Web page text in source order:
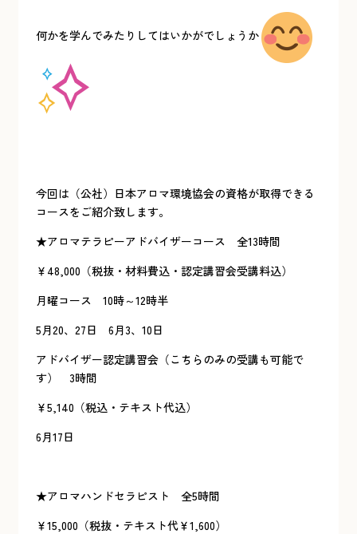
何かを学んでみたりしてはいかがでしょうか
今回は（公社）日本アロマ環境協会の資格が取得できる
コースをご紹介致します。
★アロマテラピーアドバイザーコース 全13時間
￥48,000（税抜・材料費込・認定講習会受講料込）
月曜コース 10時～12時半
5月20、27日 6月3、10日
アドバイザー認定講習会（こちらのみの受講も可能で
す） 3時間
￥5,140（税込・テキスト代込）
6月17日
★アロマハンドセラピスト 全5時間
￥15,000（税抜・テキスト代￥1,600）